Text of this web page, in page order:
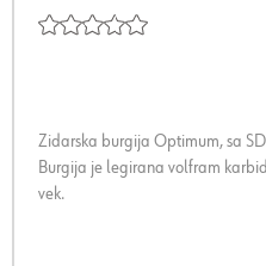
Zidarska burgija Optimum, sa
Burgija je legirana volfram
vek.